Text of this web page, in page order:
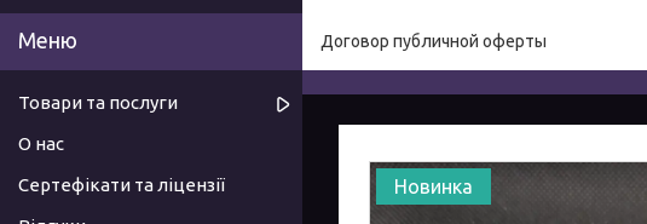
Договор публичной оферты
Новинка
Товари та послуги
О нас
Сертефікати та ліцензії